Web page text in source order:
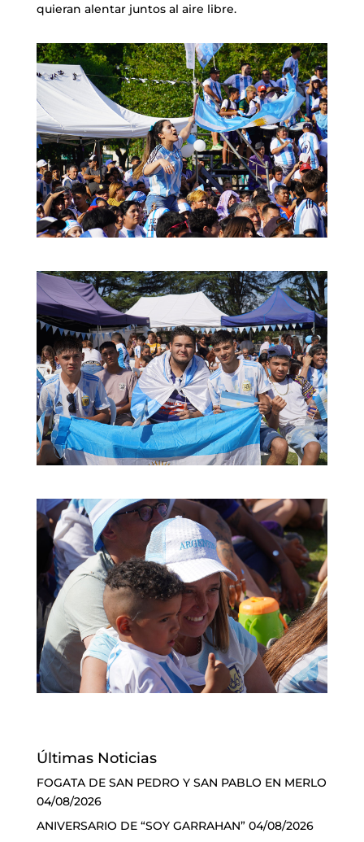
quieran alentar juntos al aire libre.
Últimas Noticias
FOGATA DE SAN PEDRO Y SAN PABLO EN MERLO
04/08/2026
ANIVERSARIO DE “SOY GARRAHAN” 04/08/2026